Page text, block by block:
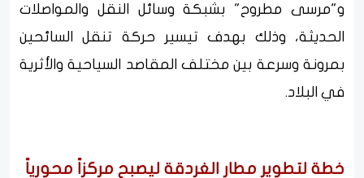
و"مرسى مطروح" بشبكة وسائل النقل والمواصلات
الحديثة، وذلك بهدف تيسير حركة تنقل السائحين
بمرونة وسرعة بين مختلف المقاصد السياحية والأثرية
في البلاد.
خطة لتطوير مطار الغردقة ليصبح مركزاً محورياً